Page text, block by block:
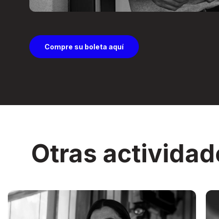
Compre su boleta aquí
Otras